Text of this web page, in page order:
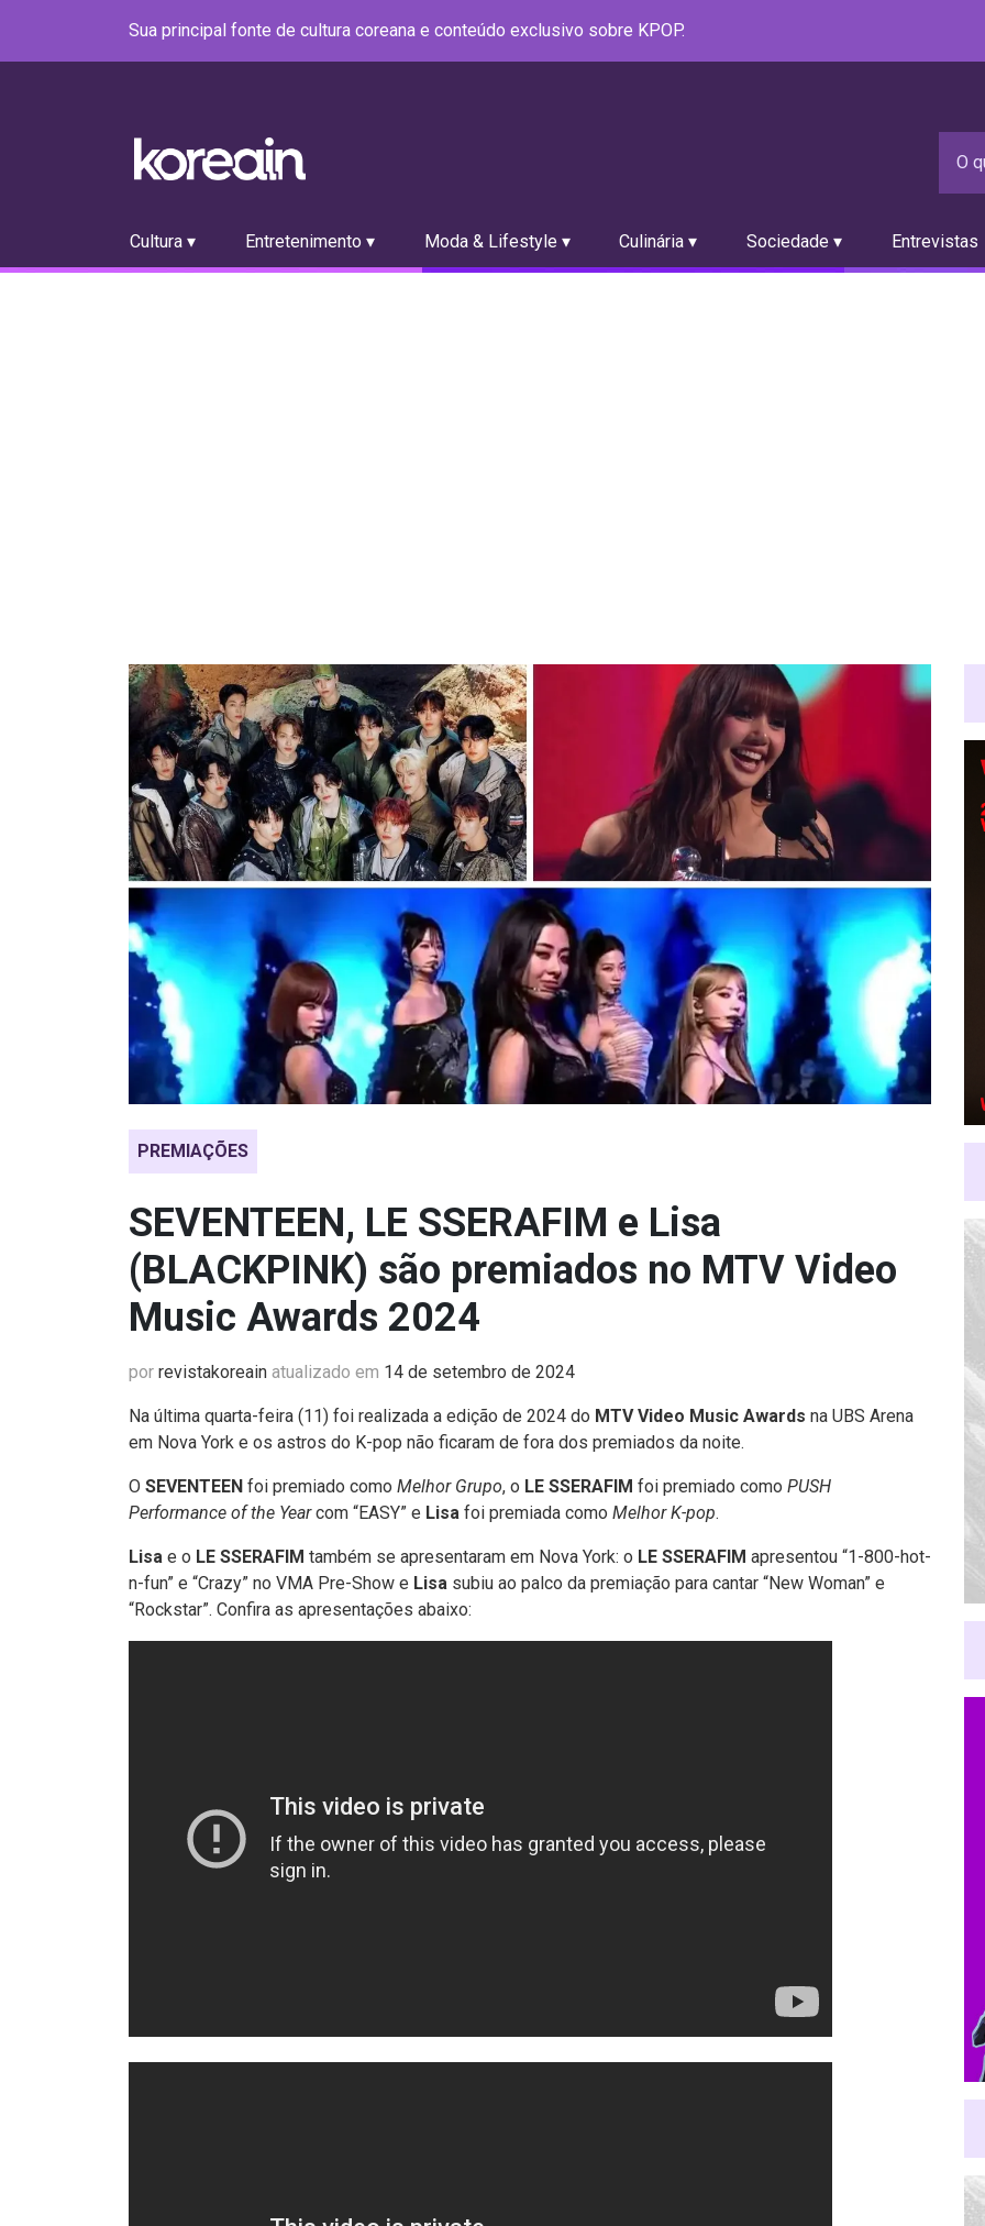
Sua principal fonte de cultura coreana e conteúdo exclusivo sobre KPOP.
Cultura ▾ Entretenimento ▾ Moda & Lifestyle ▾ Culinária ▾ Sociedade ▾ Entrevistas
PREMIAÇÕES
SEVENTEEN, LE SSERAFIM e Lisa
(BLACKPINK) são premiados no MTV Video
Music Awards 2024
por revistakoreain atualizado em 14 de setembro de 2024
Na última quarta-feira (11) foi realizada a edição de 2024 do MTV Video Music Awards na UBS Arena
em Nova York e os astros do K-pop não ficaram de fora dos premiados da noite.
O SEVENTEEN foi premiado como Melhor Grupo, o LE SSERAFIM foi premiado como PUSH
Performance of the Yearcom “EASY” e Lisa foi premiada como Melhor K-pop.
Lisa e o LE SSERAFIM também se apresentaram em Nova York: o LE SSERAFIM apresentou “1-800-hot-
n-fun” e “Crazy” no VMA Pre-Show e Lisa subiu ao palco da premiação para cantar “New Woman” e
“Rockstar”. Confira as apresentações abaixo: